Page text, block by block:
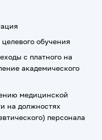
обучения
с платного на
академического
медицинской
на должностях
персонала